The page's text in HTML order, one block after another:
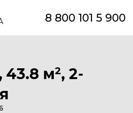
8 800 101 5 900
43.8 м2, 2-